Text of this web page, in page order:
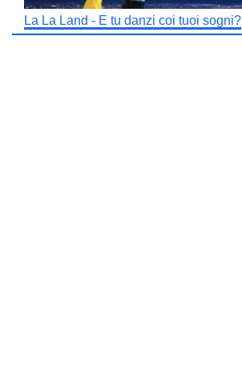
La La Land - E tu danzi coi tuoi sogni?